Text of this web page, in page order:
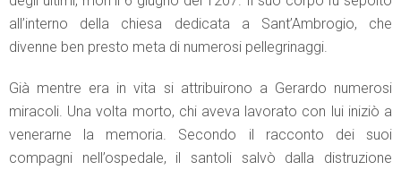
all’interno della chiesa dedicata a Sant’Ambrogio, che
divenne ben presto meta di numerosi pellegrinaggi.
Già mentre era in vita si attribuirono a Gerardo numerosi
miracoli. Una volta morto, chi aveva lavorato con lui iniziò a
venerarne la memoria. Secondo il racconto dei suoi
compagni nell’ospedale, il santoli salvò dalla distruzione